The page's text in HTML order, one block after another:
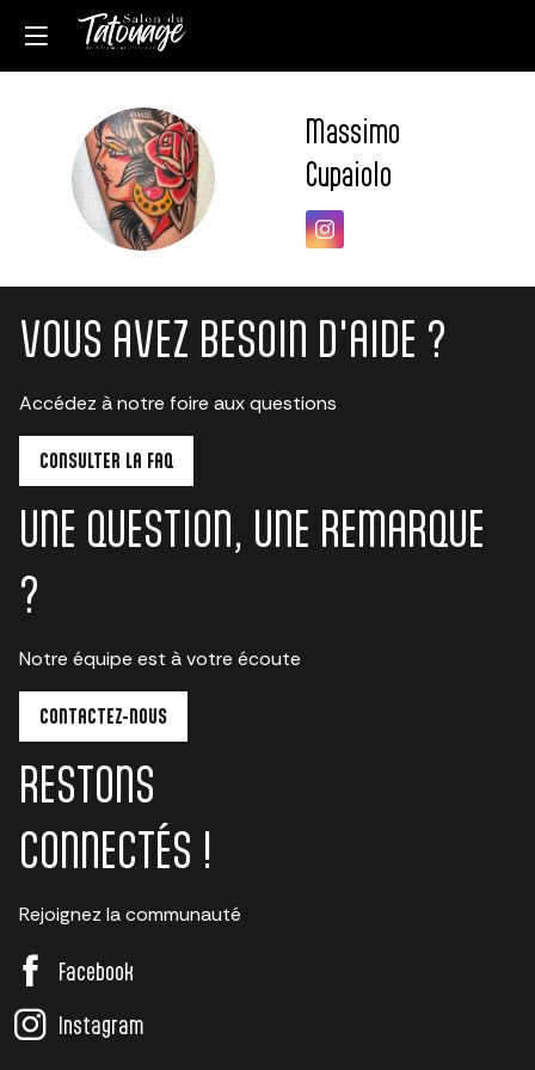
MC
Massimo
Cupaiolo
VOUS AVEZ BESOIN D'AIDE ?
Accédez à notre foire aux questions
CONSULTER LA FAQ
UNE QUESTION, UNE REMARQUE
?
Notre équipe est à votre écoute
CONTACTEZ-NOUS
RESTONS
CONNECTÉS !
Rejoignez la communauté
Facebook
Instagram